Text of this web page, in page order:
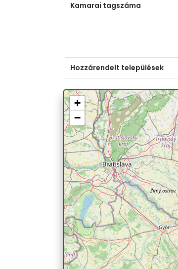
Kamarai tagszáma
Hozzárendelt települések
+
−